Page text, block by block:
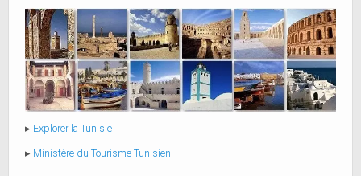
▸ Explorer la Tunisie
▸ ‎Ministère du Tourisme ‎Tunisien